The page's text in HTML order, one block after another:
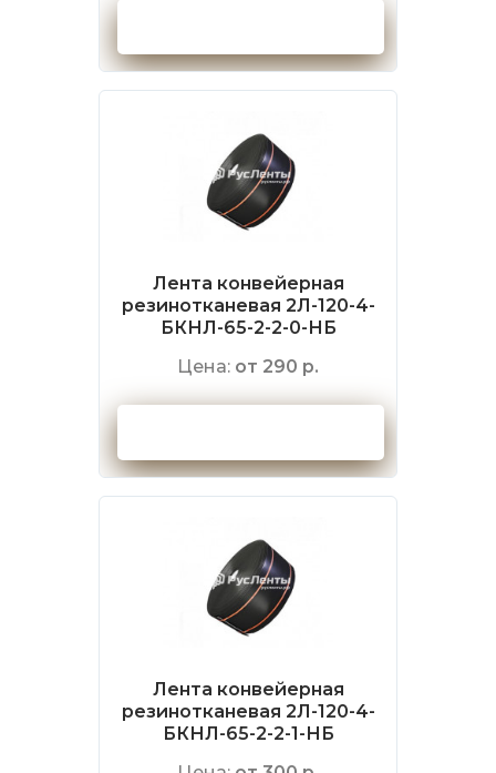
Лента конвейерная
резинотканевая 2Л-120-4-
БКНЛ-65-2-2-0-НБ
Цена: от 290 р.
Лента конвейерная
резинотканевая 2Л-120-4-
БКНЛ-65-2-2-1-НБ